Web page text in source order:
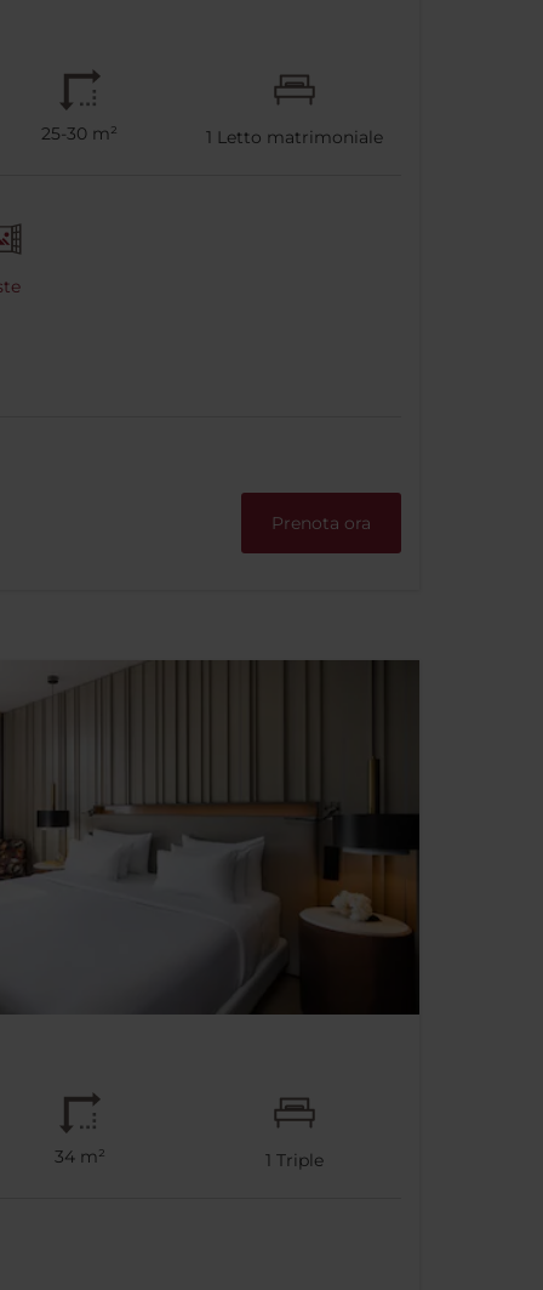
25-30 m² 1 Letto matrimoniale
Prenota ora
34 m² 1 Triple